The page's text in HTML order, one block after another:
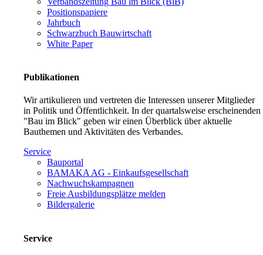
Positionspapiere
Jahrbuch
Schwarzbuch Bauwirtschaft
White Paper
Publikationen
Wir artikulieren und vertreten die Interessen unserer Mitglieder
in Politik und Öffentlichkeit. In der quartalsweise erscheinenden
"Bau im Blick" geben wir einen Überblick über aktuelle
Bauthemen und Aktivitäten des Verbandes.
Service
Bauportal
BAMAKA AG - Einkaufsgesellschaft
Nachwuchskampagnen
Freie Ausbildungsplätze melden
Bildergalerie
Service